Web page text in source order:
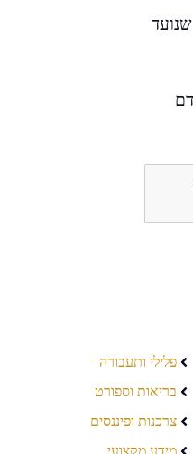
פלילי ותעבורה
בריאות וספורט
צרכנות ופיננסים